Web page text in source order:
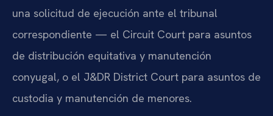
una solicitud de ejecución ante el tribunal
correspondiente — el Circuit Court para asuntos
de distribución equitativa y manutención
conyugal, o el J&DR District Court para asuntos de
custodia y manutención de menores.